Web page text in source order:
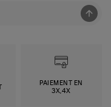
PAIEMENT EN
3X,4X